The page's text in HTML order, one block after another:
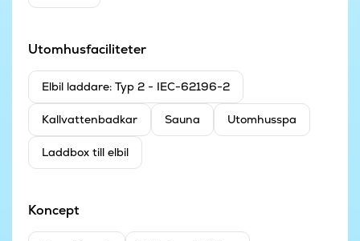
Utomhusfaciliteter
Elbil laddare: Typ 2 - IEC-62196-2
Kallvattenbadkar Sauna Utomhusspa
Laddbox till elbil
Koncept